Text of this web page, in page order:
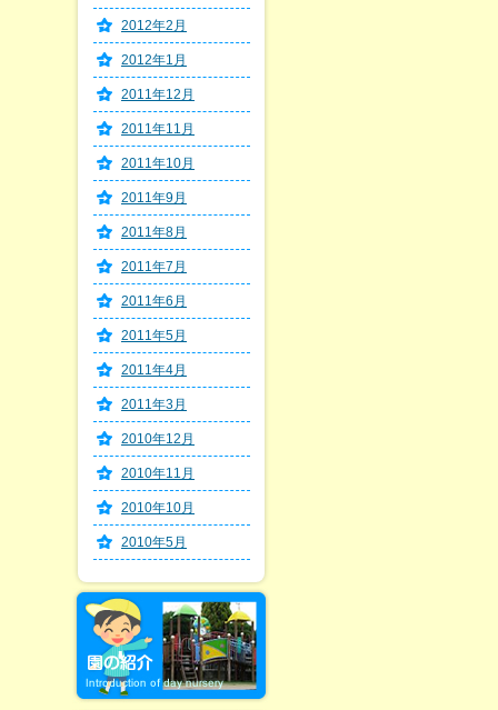
2012年2月
2012年1月
2011年12月
2011年11月
2011年10月
2011年9月
2011年8月
2011年7月
2011年6月
2011年5月
2011年4月
2011年3月
2010年12月
2010年11月
2010年10月
2010年5月